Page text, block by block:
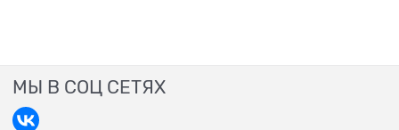
МЫ В СОЦ СЕТЯХ